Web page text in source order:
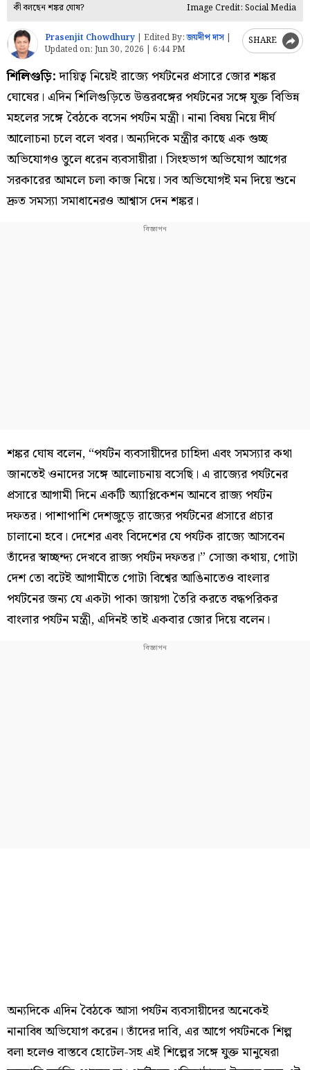
কী বলছেন শঙ্কর ঘোষ? Image Credit: Social Media
Prasenjit Chowdhury Edited By:জয়দীপ দাস
Updated on: Jun 30, 2026 | 6:44 PM
SHARE
শিলিগুড়ি:দায়িত্ব নিয়েই রাজ্যে পর্যটনের প্রসারে জোর শঙ্কর
ঘোষের। এদিন শিলিগুড়িতে উত্তরবঙ্গের পর্যটনের সঙ্গে যুক্ত বিভিন্ন
মহলের সঙ্গে বৈঠকে বসেন পর্যটন মন্ত্রী। নানা বিষয় নিয়ে দীর্ঘ
আলোচনা চলে বলে খবর। অন্যদিকে মন্ত্রীর কাছে এক গুচ্ছ
অভিযোগও তুলে ধরেন ব্যবসায়ীরা। সিংহভাগ অভিযোগ আগের
সরকারের আমলে চলা কাজ নিয়ে। সব অভিযোগই মন দিয়ে শুনে
দ্রুত সমস্যা সমাধানেরও আশ্বাস দেন শঙ্কর।
শঙ্কর ঘোষ বলেন, “পর্যটন ব্যবসায়ীদের চাহিদা এবং সমস্যার কথা
জানতেই ওনাদের সঙ্গে আলোচনায় বসেছি। এ রাজ্যের পর্যটনের
প্রসারে আগামী দিনে একটি অ্যাপ্লিকেশন আনবে রাজ্য পর্যটন
দফতর। পাশাপাশি দেশজুড়ে রাজ্যের পর্যটনের প্রসারে প্রচার
চালানো হবে। দেশের এবং বিদেশের যে পর্যটক রাজ্যে আসবেন
তাঁদের স্বাচ্ছন্দ্য দেখবে রাজ্য পর্যটন দফতর।” সোজা কথায়, গোটা
দেশ তো বটেই আগামীতে গোটা বিশ্বের আঙিনাতেও বাংলার
পর্যটনের জন্য যে একটা পাকা জায়গা তৈরি করতে বদ্ধপরিকর
বাংলার পর্যটন মন্ত্রী, এদিনই তাই একবার জোর দিয়ে বলেন।
অন্যদিকে এদিন বৈঠকে আসা পর্যটন ব্যবসায়ীদের অনেকেই
নানাবিধ অভিযোগ করেন। তাঁদের দাবি, এর আগে পর্যটনকে শিল্প
বলা হলেও বাস্তবে হোটেল-সহ এই শিল্পের সঙ্গে যুক্ত মানুষেরা